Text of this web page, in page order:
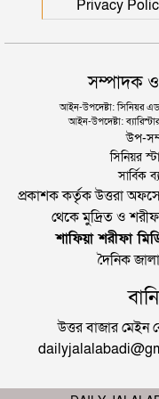
Privacy
সম্পাদক
আইন-উপদেষ্টা: সিনিয়র
আইন-উপদেষ্টা:
উপ-
সিনিয়র
সার্বিক
প্রকাশক কর্তৃক উত্তরা
থেকে মুদ্রিত ও
শাফিয়া শরীফা
দৈনিক
উত্তর বাজার মেইন